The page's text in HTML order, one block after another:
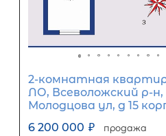
2-комнатная
ЛО, Выборгский
4 950 000 ₽
Выборгский ЛО